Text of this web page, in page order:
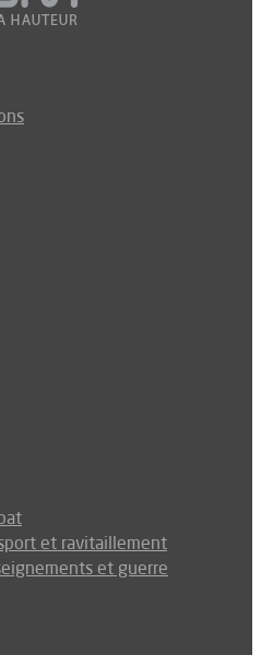
et ravitaillement
et guerre